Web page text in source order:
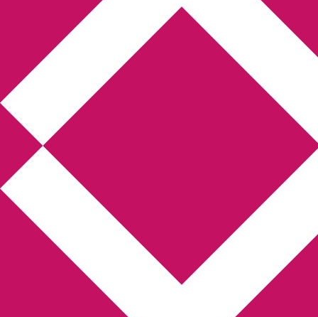
Annikas litteratur-
och kulturblogg
Deckare, kriminalromaner, thrillers
Hem Författarfemman
Webbshop Amazon